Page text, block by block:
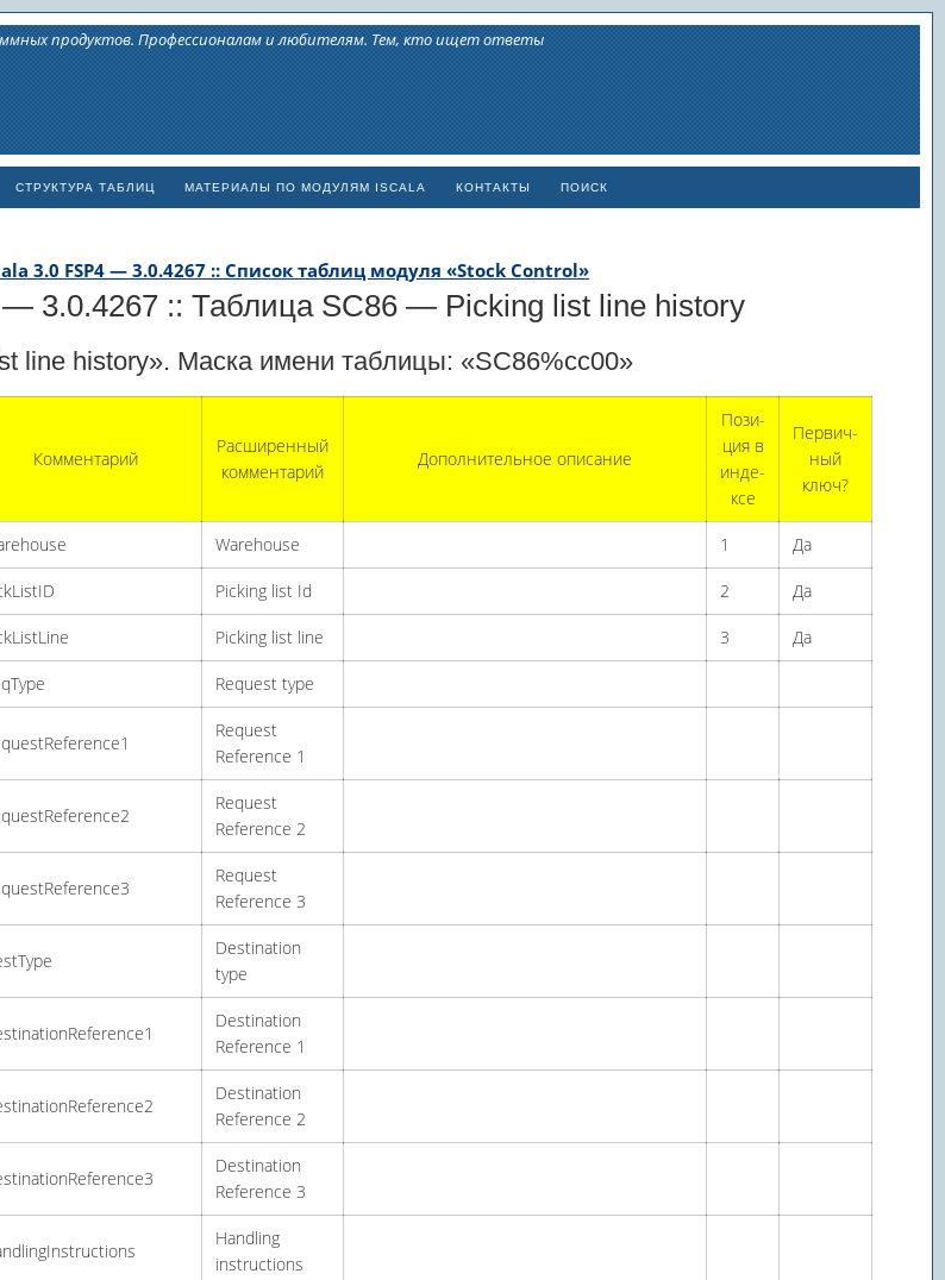
продуктов. Профессионалам и любителям. Тем, кто ищет ответы
СТРУКТУРА ТАБЛИЦ МАТЕРИАЛЫ ПО МОДУЛЯМ ISCALA КОНТАКТЫ ПОИСК
3.0 FSP4 — 3.0.4267 :: Список таблиц модуля «Stock Control»
— 3.0.4267 :: Таблица SC86 — Picking list line history
line history». Маска имени таблицы: «SC86%cc00»
Комментарий
Расширенный
комментарий
Дополнительное описание
Пози­
ция в
инде­
ксе
Первич­
ный
ключ?
Warehouse 1 Да
Picking list Id 2 Да
Picking list line 3 Да
Request type
Request
Reference 1
Request
Reference 2
Request
Reference 3
Destination
type
Destination
Reference 1
Destination
Reference 2
Destination
Reference 3
Handling
instructions